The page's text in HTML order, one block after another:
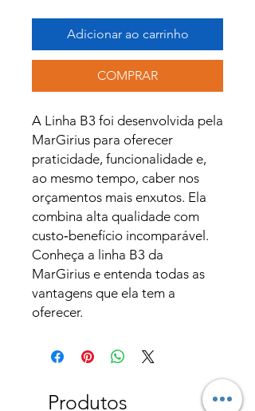
Adicionar ao carrinho
COMPRAR
A Linha B3 foi desenvolvida pela
MarGirius para oferecer
praticidade, funcionalidade e,
ao mesmo tempo, caber nos
orçamentos mais enxutos. Ela
combina alta qualidade com
custo‑benefício incomparável.
Conheça a linha B3 da
MarGirius e entenda todas as
vantagens que ela tem a
oferecer.
Produtos